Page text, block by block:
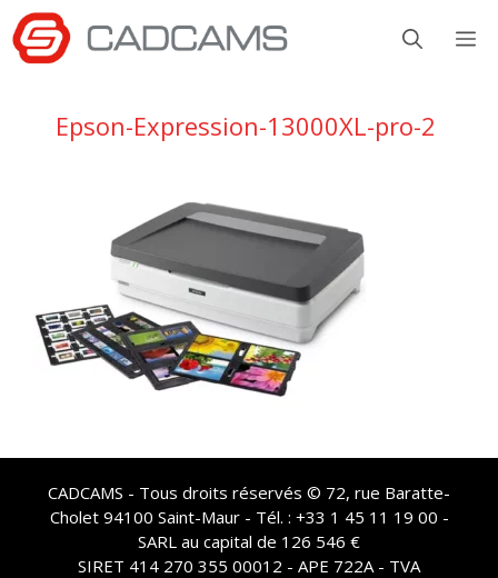
Aller
au
contenu
Epson-Expression-13000XL-pro-2
CADCAMS - Tous droits réservés © 72, rue Baratte-
Cholet 94100 Saint-Maur - Tél. : +33 1 45 11 19 00 -
SARL au capital de 126 546 €
SIRET 414 270 355 00012 - APE 722A - TVA